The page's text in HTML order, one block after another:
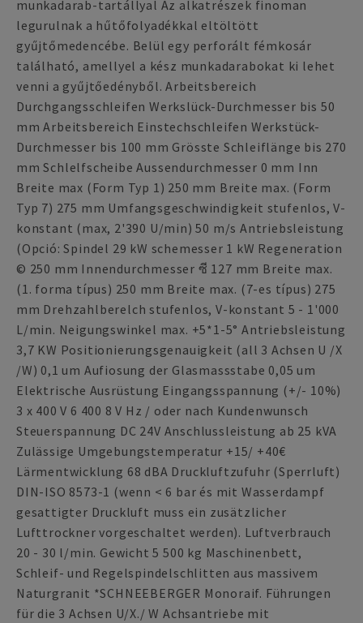
munkadarab-tartállyal Az alkatrészek finoman
legurulnak a hűtőfolyadékkal eltöltött
gyűjtőmedencébe. Belül egy perforált fémkosár
található, amellyel a kész munkadarabokat ki lehet
venni a gyűjtőedényből. Arbeitsbereich
Durchgangsschleifen Werkslück-Durchmesser bis 50
mm Arbeitsbereich Einstechschleifen Werkstück-
Durchmesser bis 100 mm Grösste Schleiflänge bis 270
mm Schlelfscheibe Aussendurchmesser 0 mm Inn
Breite max (Form Typ 1) 250 mm Breite max. (Form
Typ 7) 275 mm Umfangsgeschwindigkeit stufenlos, V-
konstant (max, 2'390 U/min) 50 m/s Antriebsleistung
(Opció: Spindel 29 kW schemesser 1 kW Regeneration
© 250 mm Innendurchmesser ซี 127 mm Breite max.
(1. forma típus) 250 mm Breite max. (7-es típus) 275
mm Drehzahlberelch stufenlos, V-konstant 5 - 1'000
L/min. Neigungswinkel max. +5*1-5° Antriebsleistung
3,7 KW Positionierungsgenauigkeit (all 3 Achsen U /X
/W) 0,1 um Aufiosung der Glasmassstabe 0,05 um
Elektrische Ausrüstung Eingangsspannung (+/- 10%)
3 x 400 V 6 400 8 V Hz / oder nach Kundenwunsch
Steuerspannung DC 24V Anschlussleistung ab 25 kVA
Zulässige Umgebungstemperatur +15/ +40€
Lärmentwicklung 68 dBA Druckluftzufuhr (Sperrluft)
DIN-ISO 8573-1 (wenn < 6 bar és mit Wasserdampf
gesattigter Druckluft muss ein zusätzlicher
Lufttrockner vorgeschaltet werden). Luftverbrauch
20 - 30 l/min. Gewicht 5 500 kg Maschinenbett,
Schleif- und Regelspindelschlitten aus massivem
Naturgranit *SCHNEEBERGER Monoraif. Führungen
für die 3 Achsen U/X./ W Achsantriebe mit